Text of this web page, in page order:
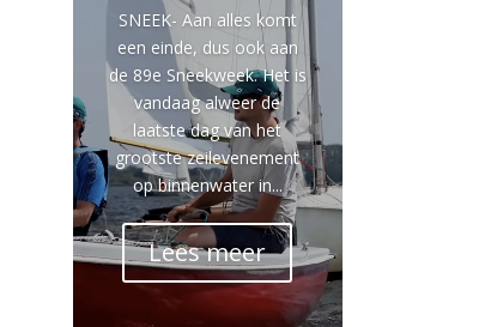
SNEEK- Aan alles komt
een einde, dus ook aan
de 89e Sneekweek. Het is
vandaag alweer de
laatste dag van het
grootste zeilevenement
op binnenwater in...
Lees meer